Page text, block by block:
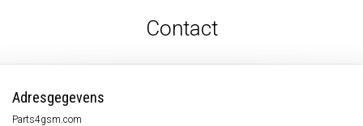
Contact
Adresgegevens
Parts4gsm.com